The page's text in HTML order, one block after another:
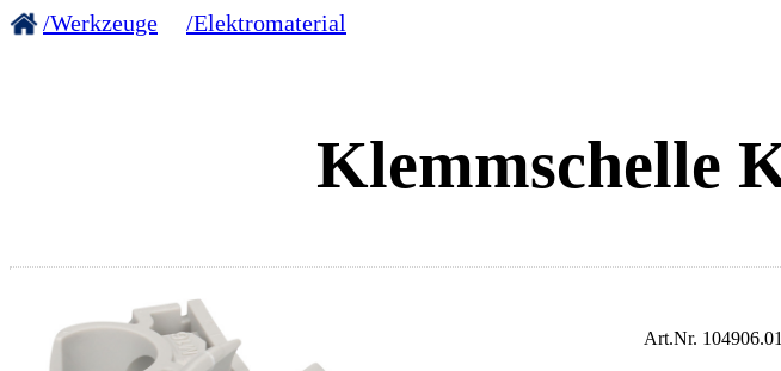
/Werkzeuge /Elektromaterial
Klemmschelle
Art.Nr.